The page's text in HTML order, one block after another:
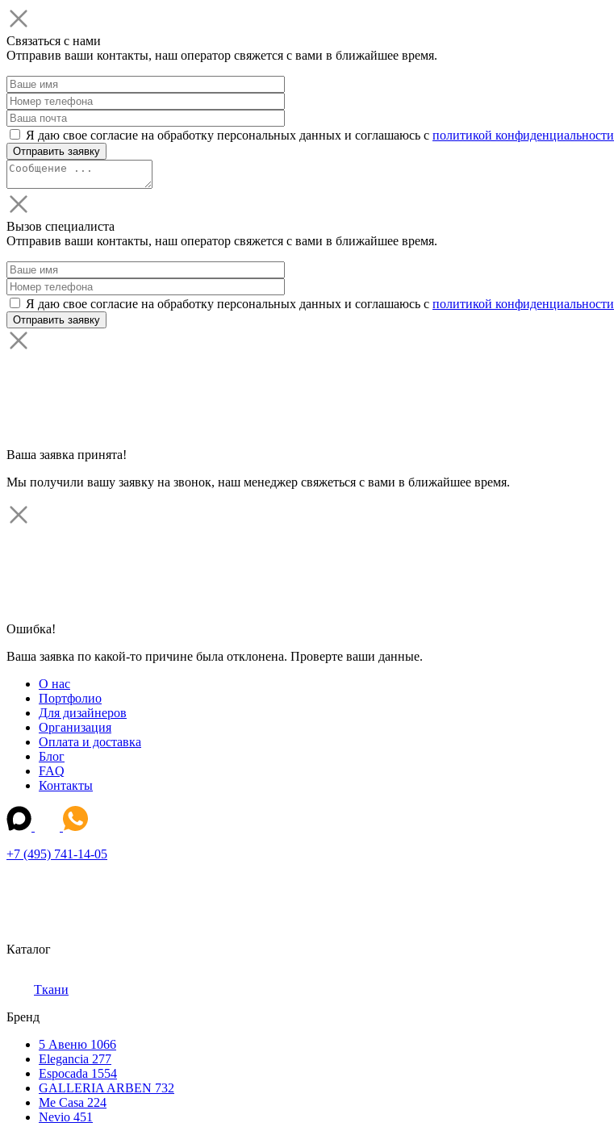
Связаться с нами
Отправив ваши контакты, наш оператор свяжется с вами в ближайшее время.
Я даю свое согласие на обработку персональных данных и соглашаюсь с политикой конфиденциальности
Вызов специалиста
Отправив ваши контакты, наш оператор свяжется с вами в ближайшее время.
Я даю свое согласие на обработку персональных данных и соглашаюсь с политикой конфиденциальности
Ваша заявка принята!
Мы получили вашу заявку на звонок, наш менеджер свяжеться с вами в ближайшее время.
Ошибка!
Ваша заявка по какой-то причине была отклонена. Проверте ваши данные.
О нас
Портфолио
Для дизайнеров
Организация
Оплата и доставка
Блог
FAQ
Контакты
+7 (495) 741-14-05
Каталог
Ткани
Бренд
5 Авеню 1066
Elegancia 277
Espocada 1554
GALLERIA ARBEN 732
Me Casa 224
Nevio 451